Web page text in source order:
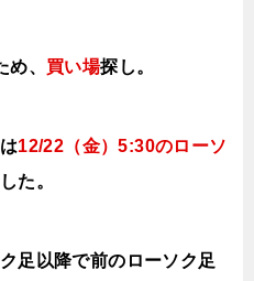
め、 買い場探し。
12/22（金）5:30のローソ
た。
足以降で前の ローソク足